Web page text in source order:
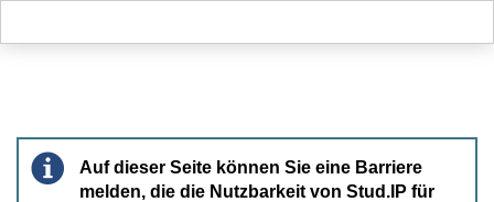
Hauptnavigation
Barriere melden
Auf dieser Seite können Sie eine Barriere
melden, die die Nutzbarkeit von Stud.IP für